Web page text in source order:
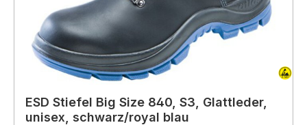
ESD Stiefel Big Size 840, S3, Glattleder,
unisex, schwarz/royal blau